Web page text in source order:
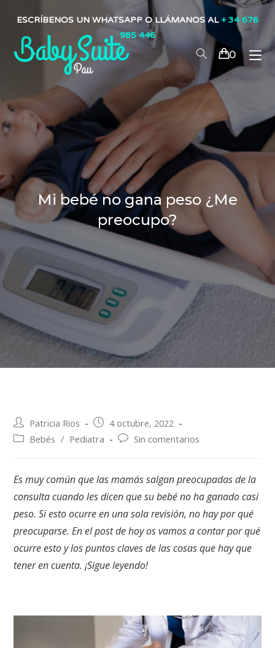
ESCRÍBENOS UN WHATSAPP O LLÁMANOS AL + 34 676
985 446
0
Mi bebé no gana peso ¿Me
preocupo?
Patricia Rios
4 octubre, 2022
Bebés / Pediatra Sin comentarios
Es muy común que las mamás salgan preocupadas de la
consulta cuando les dicen que su bebé no ha ganado casi
peso. Si esto ocurre en una sola revisión, no hay por qué
preocuparse. En el post de hoy os vamos a contar por qué
ocurre esto y los puntos claves de las cosas que hay que
tener en cuenta. ¡Sigue leyendo!